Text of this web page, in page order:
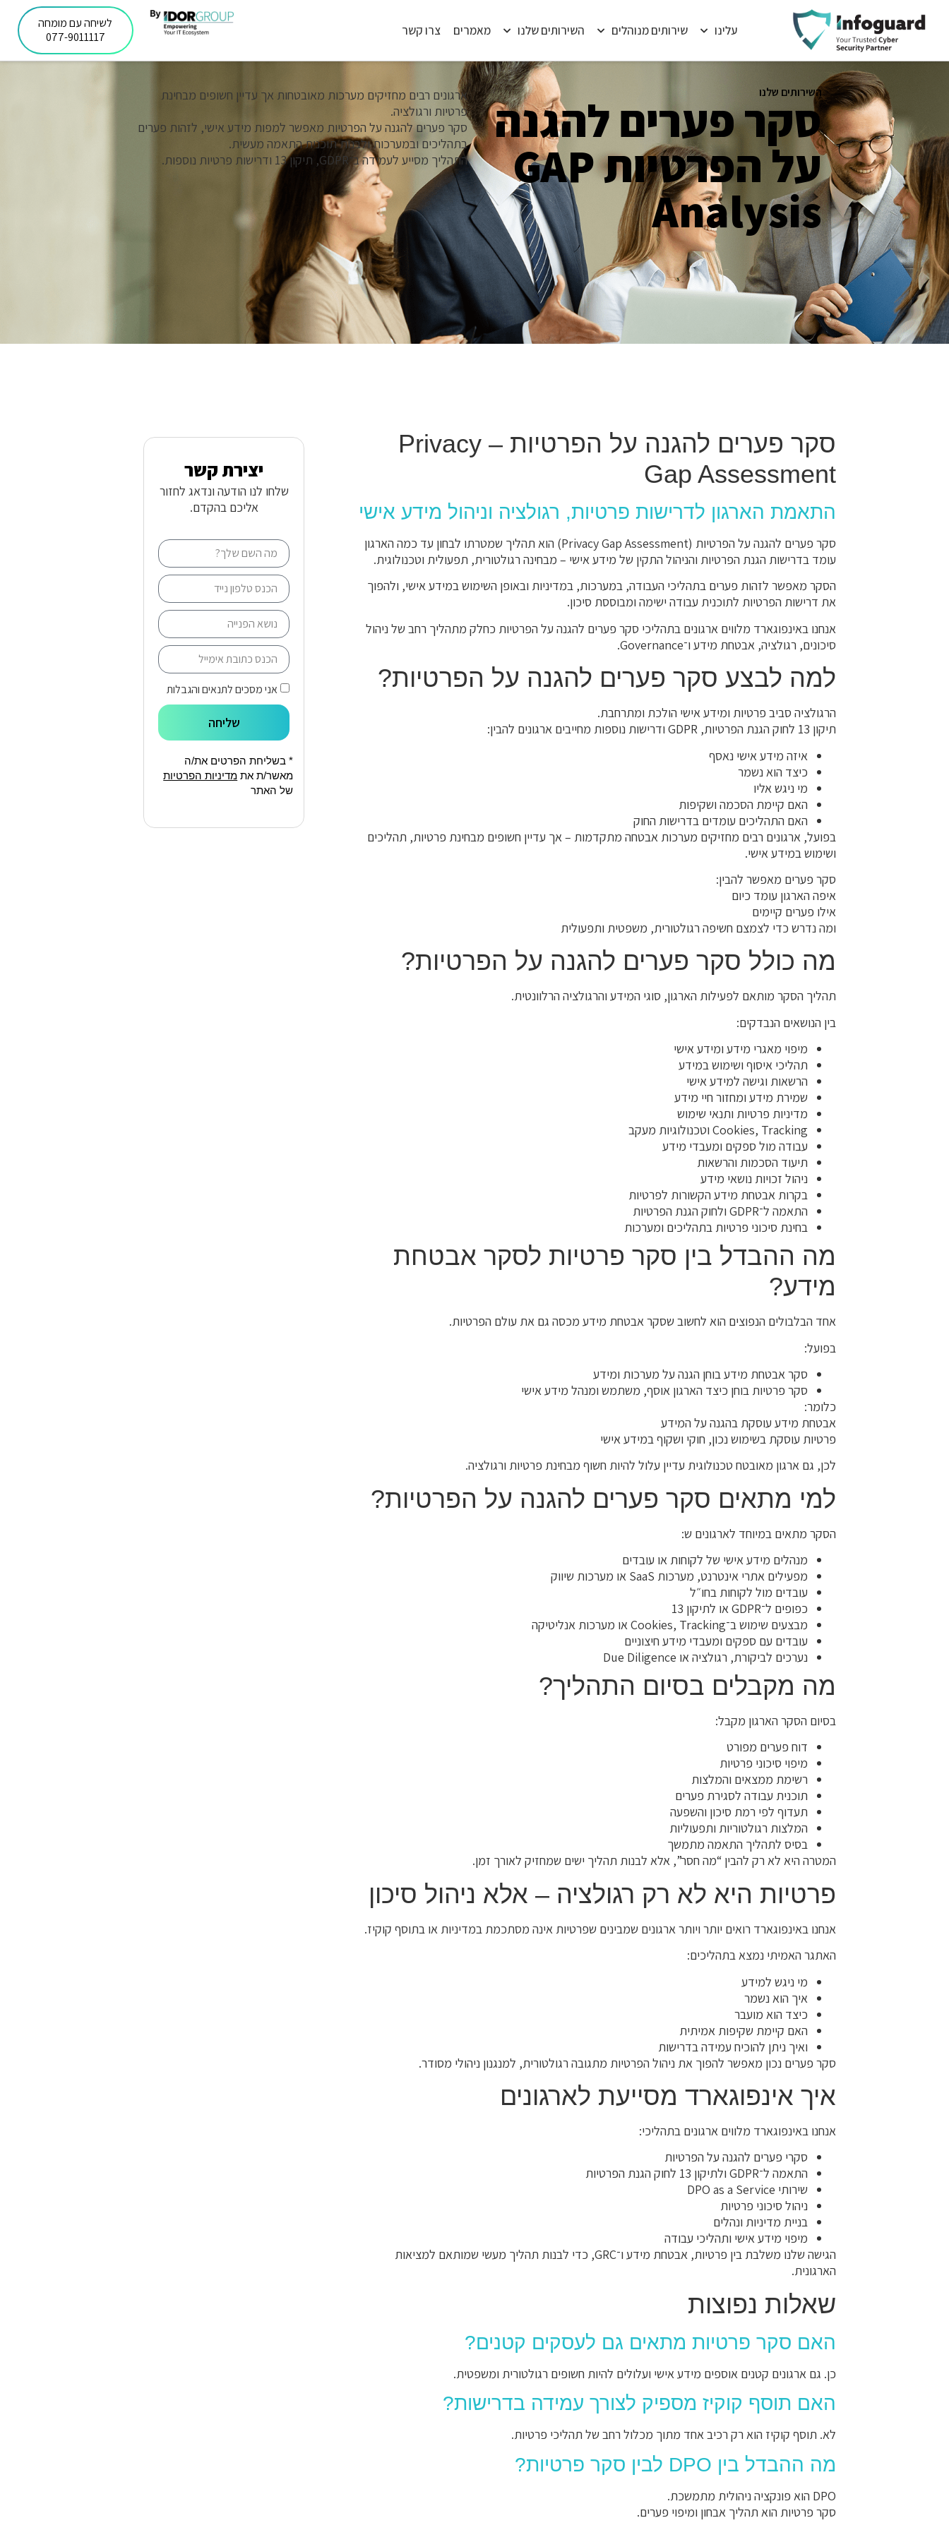
עלינו שירותים מנוהלים השירותים שלנו מאמרים צרו קשר
לשיחה עם מומחה
077-9011117
השירותים שלנו
סקר פערים להגנה
על הפרטיות GAP
Analysis
ארגונים רבים מחזיקים מערכות מאובטחות אך עדיין חשופים מבחינת
פרטיות ורגולציה.
סקר פערים להגנה על הפרטיות מאפשר למפות מידע אישי, לזהות פערים
בתהליכים ובמערכות ולבנות תוכנית התאמה מעשית.
התהליך מסייע לעמידה ב־GDPR, תיקון 13 ודרישות פרטיות נוספות.
סקר פערים להגנה על הפרטיות – Privacy
Gap Assessment
התאמת הארגון לדרישות פרטיות, רגולציה וניהול מידע אישי
סקר פערים להגנה על הפרטיות (Privacy Gap Assessment) הוא תהליך שמטרתו לבחון עד כמה הארגון
עומד בדרישות הגנת הפרטיות והניהול התקין של מידע אישי – מבחינה רגולטורית, תפעולית וטכנולוגית.
הסקר מאפשר לזהות פערים בתהליכי העבודה, במערכות, במדיניות ובאופן השימוש במידע אישי, ולהפוך
את דרישות הפרטיות לתוכנית עבודה ישימה ומבוססת סיכון.
אנחנו באינפוגארד מלווים ארגונים בתהליכי סקר פערים להגנה על הפרטיות כחלק מתהליך רחב של ניהול
סיכונים, רגולציה, אבטחת מידע ו־Governance.
למה לבצע סקר פערים להגנה על הפרטיות?
הרגולציה סביב פרטיות ומידע אישי הולכת ומתרחבת.
תיקון 13 לחוק הגנת הפרטיות, GDPR ודרישות נוספות מחייבים ארגונים להבין:
איזה מידע אישי נאסף
כיצד הוא נשמר
מי ניגש אליו
האם קיימת הסכמה ושקיפות
האם התהליכים עומדים בדרישות החוק
בפועל, ארגונים רבים מחזיקים מערכות אבטחה מתקדמות – אך עדיין חשופים מבחינת פרטיות, תהליכים
ושימוש במידע אישי.
סקר פערים מאפשר להבין:
איפה הארגון עומד כיום
אילו פערים קיימים
ומה נדרש כדי לצמצם חשיפה רגולטורית, משפטית ותפעולית
מה כולל סקר פערים להגנה על הפרטיות?
תהליך הסקר מותאם לפעילות הארגון, סוגי המידע והרגולציה הרלוונטית.
בין הנושאים הנבדקים:
מיפוי מאגרי מידע ומידע אישי
תהליכי איסוף ושימוש במידע
הרשאות וגישה למידע אישי
שמירת מידע ומחזור חיי מידע
מדיניות פרטיות ותנאי שימוש
Cookies, Tracking וטכנולוגיות מעקב
עבודה מול ספקים ומעבדי מידע
תיעוד הסכמות והרשאות
ניהול זכויות נושאי מידע
בקרות אבטחת מידע הקשורות לפרטיות
התאמה ל־GDPR ולחוק הגנת הפרטיות
בחינת סיכוני פרטיות בתהליכים ומערכות
מה ההבדל בין סקר פרטיות לסקר אבטחת
מידע?
אחד הבלבולים הנפוצים הוא לחשוב שסקר אבטחת מידע מכסה גם את עולם הפרטיות.
בפועל:
סקר אבטחת מידע בוחן הגנה על מערכות ומידע
סקר פרטיות בוחן כיצד הארגון אוסף, משתמש ומנהל מידע אישי
כלומר:
אבטחת מידע עוסקת בהגנה על המידע
פרטיות עוסקת בשימוש נכון, חוקי ושקוף במידע אישי
לכן, גם ארגון מאובטח טכנולוגית עדיין עלול להיות חשוף מבחינת פרטיות ורגולציה.
למי מתאים סקר פערים להגנה על הפרטיות?
הסקר מתאים במיוחד לארגונים ש:
מנהלים מידע אישי של לקוחות או עובדים
מפעילים אתרי אינטרנט, מערכות SaaS או מערכות שיווק
עובדים מול לקוחות בחו״ל
כפופים ל־GDPR או לתיקון 13
מבצעים שימוש ב־Cookies, Tracking או מערכות אנליטיקה
עובדים עם ספקים ומעבדי מידע חיצוניים
נערכים לביקורת, רגולציה או Due Diligence
מה מקבלים בסיום התהליך?
בסיום הסקר הארגון מקבל:
דוח פערים מפורט
מיפוי סיכוני פרטיות
רשימת ממצאים והמלצות
תוכנית עבודה לסגירת פערים
תעדוף לפי רמת סיכון והשפעה
המלצות רגולטוריות ותפעוליות
בסיס לתהליך התאמה מתמשך
המטרה היא לא רק להבין “מה חסר”, אלא לבנות תהליך ישים שמחזיק לאורך זמן.
פרטיות היא לא רק רגולציה – אלא ניהול סיכון
אנחנו באינפוגארד רואים יותר ויותר ארגונים שמבינים שפרטיות אינה מסתכמת במדיניות או בתוסף קוקיז.
האתגר האמיתי נמצא בתהליכים:
מי ניגש למידע
איך הוא נשמר
כיצד הוא מועבר
האם קיימת שקיפות אמיתית
ואיך ניתן להוכיח עמידה בדרישות
סקר פערים נכון מאפשר להפוך את ניהול הפרטיות מתגובה רגולטורית, למנגנון ניהולי מסודר.
איך אינפוגארד מסייעת לארגונים
אנחנו באינפוגארד מלווים ארגונים בתהליכי:
סקרי פערים להגנה על הפרטיות
התאמה ל־GDPR ולתיקון 13 לחוק הגנת הפרטיות
שירותי DPO as a Service
ניהול סיכוני פרטיות
בניית מדיניות ונהלים
מיפוי מידע אישי ותהליכי עבודה
הגישה שלנו משלבת בין פרטיות, אבטחת מידע ו־GRC, כדי לבנות תהליך מעשי שמותאם למציאות
הארגונית.
שאלות נפוצות
האם סקר פרטיות מתאים גם לעסקים קטנים?
כן. גם ארגונים קטנים אוספים מידע אישי ועלולים להיות חשופים רגולטורית ומשפטית.
האם תוסף קוקיז מספיק לצורך עמידה בדרישות?
לא. תוסף קוקיז הוא רק רכיב אחד מתוך מכלול רחב של תהליכי פרטיות.
מה ההבדל בין DPO לבין סקר פרטיות?
DPO הוא פונקציה ניהולית מתמשכת.
סקר פרטיות הוא תהליך אבחון ומיפוי פערים.
יצירת קשר
שלחו לנו הודעה ונדאג לחזור
אליכם בהקדם.
אני מסכים לתנאים והגבלות
שליחה
* בשליחת הפרטים את/ה
מאשר/ת את מדיניות הפרטיות
של האתר